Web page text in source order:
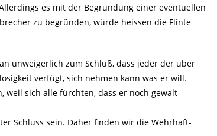
es mit der Begründung einer eventuellen
zu begründen, würde heissen die Flinte
unweigerlich zum Schluß, dass jeder der über
verfügt, sich nehmen kann was er will.
weil sich alle fürchten, dass er noch gewalt-
Schluss sein. Daher finden wir die Wehrhaft-